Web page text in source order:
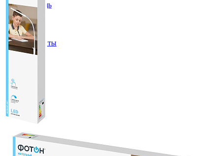
Помощь
Контакты